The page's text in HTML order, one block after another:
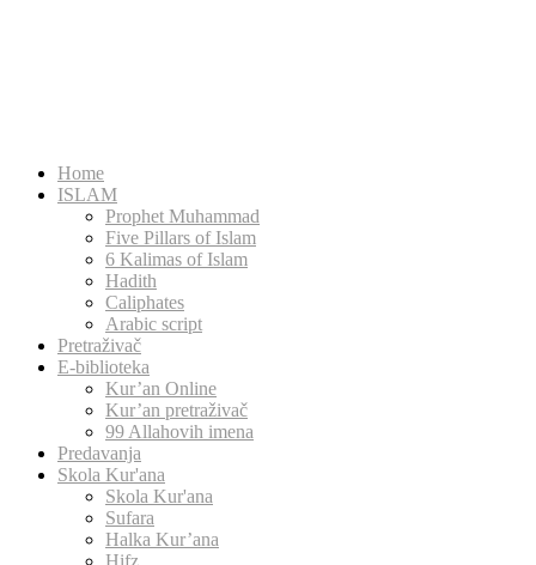
Home
ISLAM
Prophet Muhammad
Five Pillars of Islam
6 Kalimas of Islam
Hadith
Caliphates
Arabic script
Pretraživač
E-biblioteka
Kur’an Online
Kur’an pretraživač
99 Allahovih imena
Predavanja
Skola Kur'ana
Skola Kur'ana
Sufara
Halka Kur’ana
Hifz